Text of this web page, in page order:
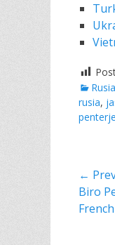
rusia,
←
post:
Biro